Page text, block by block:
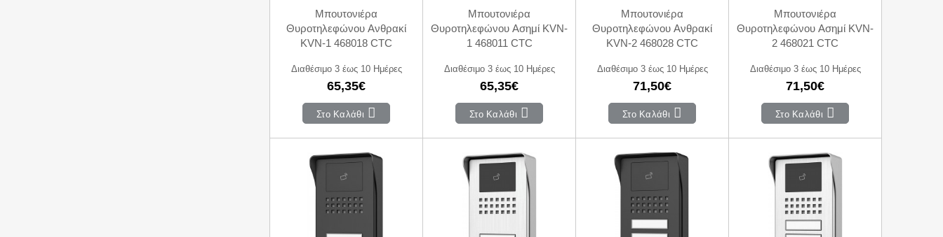
Mπουτονιέρα
Θυροτηλεφώνου Ανθρακί
KVN-1 468018 CTC
Διαθέσιμο 3 έως 10 Ημέρες
65,35€
Στο Καλάθι
Mπουτονιέρα
Θυροτηλεφώνου Ασημί KVN-
1 468011 CTC
Διαθέσιμο 3 έως 10 Ημέρες
65,35€
Στο Καλάθι
Mπουτονιέρα
Θυροτηλεφώνου Ανθρακί
KVN-2 468028 CTC
Διαθέσιμο 3 έως 10 Ημέρες
71,50€
Στο Καλάθι
Mπουτονιέρα
Θυροτηλεφώνου Ασημί KVN-
2 468021 CTC
Διαθέσιμο 3 έως 10 Ημέρες
71,50€
Στο Καλάθι